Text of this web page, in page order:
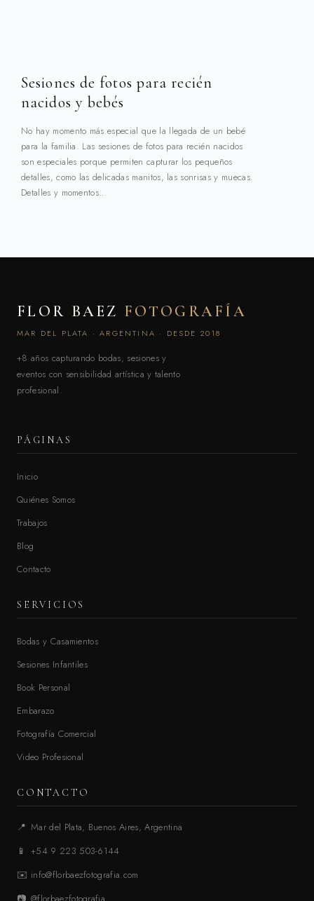
Sesiones de fotos para recién
nacidos y bebés
No hay momento más especial que la llegada de un bebé
para la familia. Las sesiones de fotos para recién nacidos
son especiales porque permiten capturar los pequeños
detalles, como las delicadas manitos, las sonrisas y muecas.
Detalles y momentos…
FLOR BAEZ FOTOGRAFÍA
MAR DEL PLATA · ARGENTINA · DESDE 2018
+8 años capturando bodas, sesiones y
eventos con sensibilidad artística y talento
profesional.
PÁGINAS
Inicio
Quiénes Somos
Trabajos
Blog
Contacto
SERVICIOS
Bodas y Casamientos
Sesiones Infantiles
Book Personal
Embarazo
Fotografía Comercial
Video Profesional
CONTACTO
📍 Mar del Plata, Buenos Aires, Argentina
📱
+54 9 223 503-6144
✉️ info@florbaezfotografia.com